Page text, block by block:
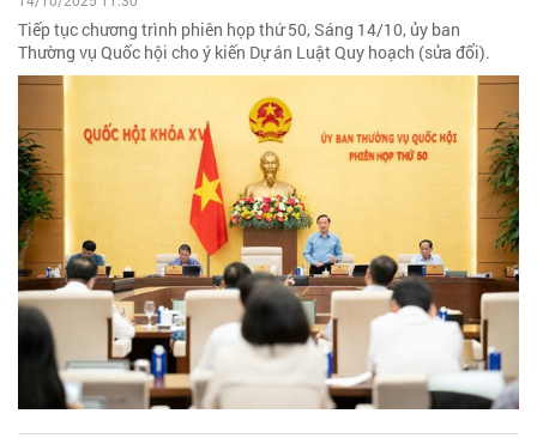
Tiếp tục chương trình phiên họp thứ 50, Sáng 14/10, ủy ban
Thường vụ Quốc hội cho ý kiến Dự án Luật Quy hoạch (sửa đổi).